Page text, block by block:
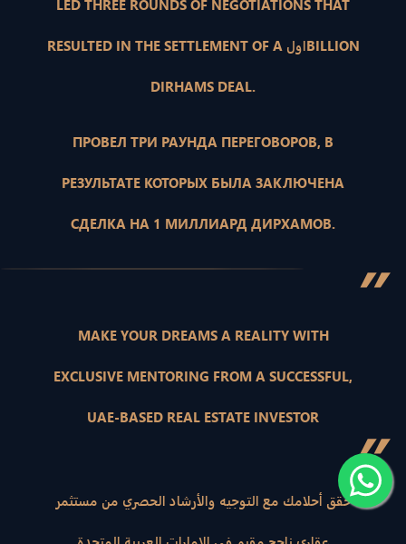
LED THREE ROUNDS OF NEGOTIATIONS THAT
RESULTED IN THE SETTLEMENT OF A اولBILLION
DIRHAMS DEAL.
ПРОВЕЛ ТРИ РАУНДА ПЕРЕГОВОРОВ, В
РЕЗУЛЬТАТЕ КОТОРЫХ БЫЛА ЗАКЛЮЧЕНА
СДЕЛКА НА 1 МИЛЛИАРД ДИРХАМОВ.
”
MAKE YOUR DREAMS A REALITY WITH
EXCLUSIVE MENTORING FROM A SUCCESSFUL,
UAE-BASED REAL ESTATE INVESTOR ”حقق أحلامك مع التوجيه والأرشاد الحصري من مستثمر